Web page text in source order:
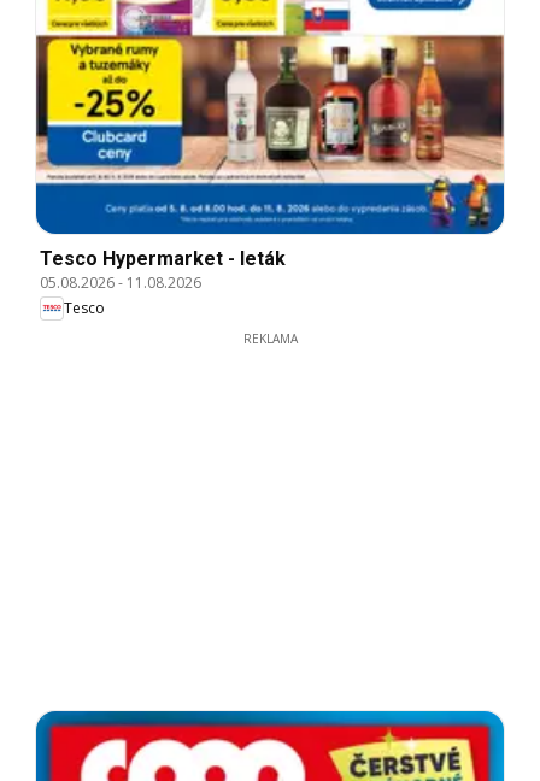
Tesco Hypermarket - leták
05.08.2026- 11.08.2026
Tesco
REKLAMA